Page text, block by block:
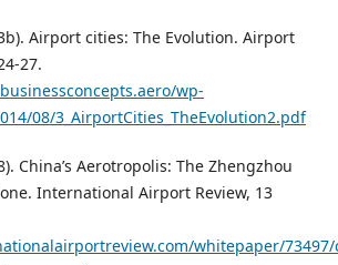
Airport cities: The Evolution. Airport
27.
wp-
08/3_AirportCities_TheEvolution2.pdf
China’s Aerotropolis: The Zhengzhou
International Airport Review, 13
whitepaper/